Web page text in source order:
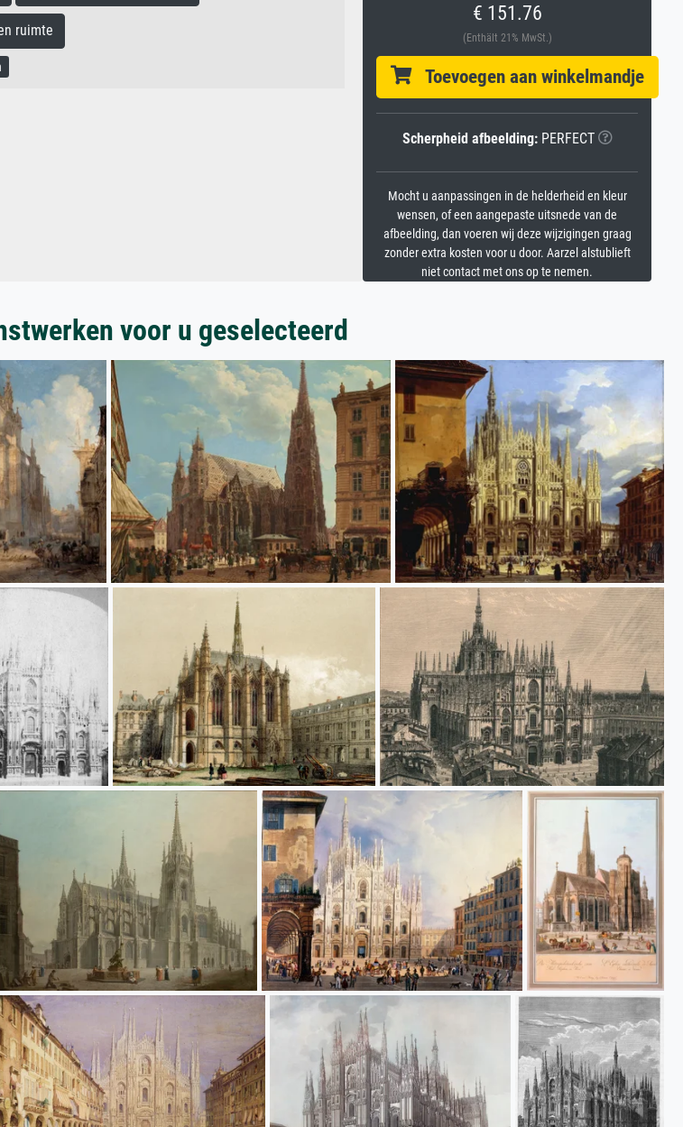
ruimte
€ 151.76
(Enthält 21% MwSt.)
Toevoegen aan winkelmandje
Scherpheid afbeelding:PERFECT
Mocht u aanpassingen in de helderheid en kleur
wensen, of een aangepaste uitsnede van de
afbeelding, dan voeren wij deze wijzigingen graag
zonder extra kosten voor u door. Aarzel alstublieft
niet contact met ons op te nemen.
voor u geselecteerd